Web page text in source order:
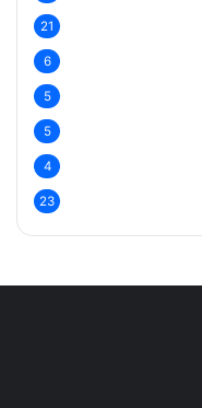
21
6
5
5
4
23